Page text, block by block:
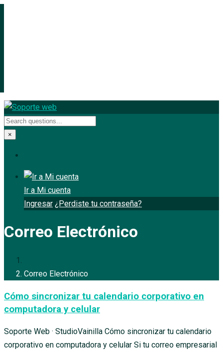
×
Ir a Mi cuenta
Ingresar ¿Perdiste tu contraseña?
Correo Electrónico
Correo Electrónico
Cómo sincronizar tu calendario corporativo en
computadora y celular
Soporte Web · StudioVainilla Cómo sincronizar tu calendario
corporativo en computadora y celular Si tu correo empresarial